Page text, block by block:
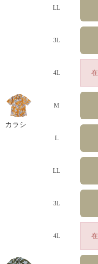
LL
3L
4L
カラシ
M
L
LL
3L
4L